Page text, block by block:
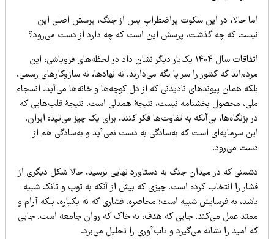
حالا، در این سکوت پراضطرابِ پس از جنگ، پرسش اصلی این
که چه گذشت، پرسش این است که چه دارد از دست می‌رود؟
اتفاقات سال ۱۴۰۴ یک‌بار دیگر نشان داد در لحظه‌های فروپاشی، این
که کشور را سر پا نگه می‌دارند. نه نهادها، نه سازوکارهای رسمی،
همان پیوندهای نادیدنی که از دل کوچه‌ها و خانه‌ها می‌آید. انسجام
محصول بخشنامه نیست، نتیجۀ همدلی است. نتیجۀ قلب‌هایی که
بزنگاه‌ها، بی‌آنکه به تفاوت‌ها فکر کنند، برای یک چیز می‌تپد: ایران.
سرمایه‌ای است که به‌سادگی به دست نمی‌آید و به‌سادگی هم از
می‌رود.
که در میدان جنگ به دستاورد نهایی نرسید، حالا شکل دیگری از
را انتخاب کرده است. چیزی که بیش از آنکه به توپ و تانک شبیه
به فرسایش شبیه است؛ محاصره. فشاری که نه یکباره، بلکه آرام و
عمل می‌کند. جایی که هدف، نه خاک که روان جامعه است. جایی
امید را نشانه می‌گیرد و تاب‌آوری را تحلیل می‌برد.